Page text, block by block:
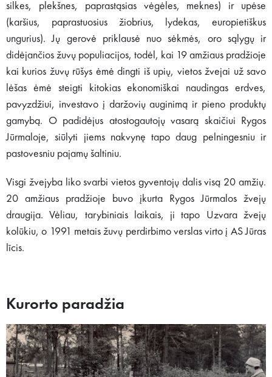
silkes, plekšnes, paprastąsias vėgėles, meknes) ir upėse
(karšius, paprastuosius žiobrius, lydekas, europietiškus
ungurius). Jų gerovė priklausė nuo sėkmės, oro sąlygų ir
didėjančios žuvų populiacijos, todėl, kai 19 amžiaus pradžioje
kai kurios žuvų rūšys ėmė dingti iš upių, vietos žvejai už savo
lėšas ėmė steigti kitokias ekonomiškai naudingas erdves,
pavyzdžiui, investavo į daržovių auginimą ir pieno produktų
gamybą. O padidėjus atostogautojų vasarą skaičiui Rygos
Jūrmaloje, siūlyti jiems nakvynę tapo daug pelningesniu ir
pastovesniu pajamų šaltiniu.
Visgi žvejyba liko svarbi vietos gyventojų dalis visą 20 amžių.
20 amžiaus pradžioje buvo įkurta Rygos Jūrmalos žvejų
draugija. Vėliau, tarybiniais laikais, ji tapo Uzvara žvejų
kolūkiu, o 1991 metais žuvų perdirbimo verslas virto į AS Jūras
līcis.
Kurorto paradžia